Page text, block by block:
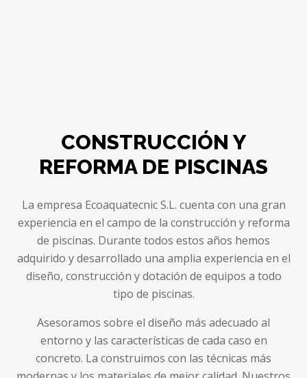
CONSTRUCCIÓN Y
REFORMA DE PISCINAS
La empresa Ecoaquatecnic S.L. cuenta con una gran
experiencia en el campo de la construcción y reforma
de piscinas. Durante todos estos años hemos
adquirido y desarrollado una amplia experiencia en el
diseño, construcción y dotación de equipos a todo
tipo de piscinas.
Asesoramos sobre el diseño más adecuado al
entorno y las características de cada caso en
concreto. La construimos con las técnicas más